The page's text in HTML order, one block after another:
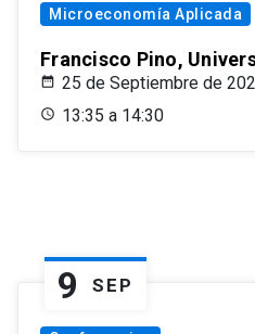
Microeconomía Aplicada
Francisco Pino,
25 de Septiembre de
13:35 a 14:30
9 SEP